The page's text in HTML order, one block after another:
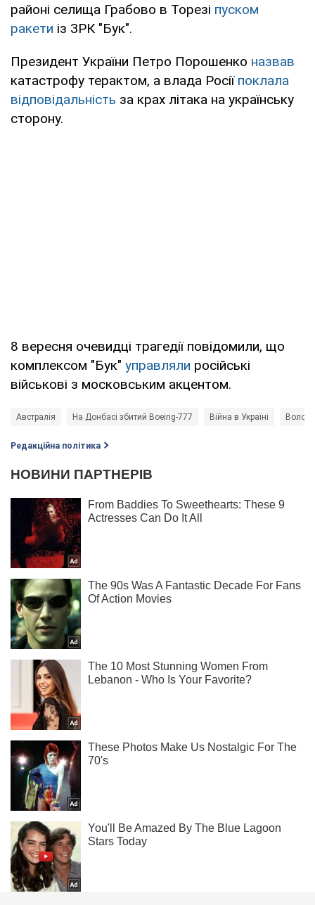
районі селища Грабово в Торезі пуском
ракети із ЗРК "Бук".
Президент України Петро Порошенко назвав
катастрофу терактом, а влада Росії поклала
відповідальність за крах літака на українську
сторону.
8 вересня очевидці трагедії повідомили, що
комплексом "Бук" управляли російські
військові з московським акцентом.
Австралія На Донбасі збитий Boeing-777 Війна в Україні
Редакційна політика